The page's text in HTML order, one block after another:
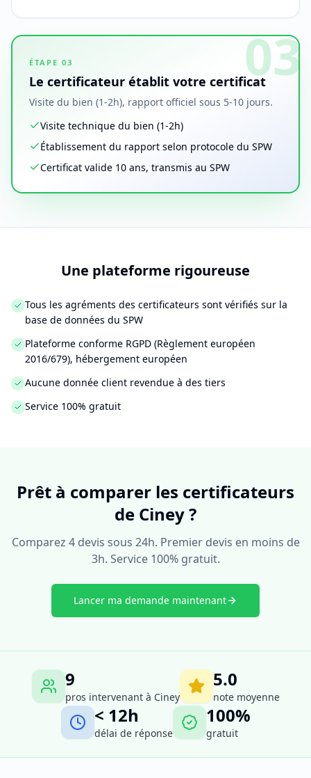
03
ÉTAPE 03
Le certificateur établit votre certificat
Visite du bien (1-2h), rapport officiel sous 5-10 jours.
Visite technique du bien (1-2h)
Établissement du rapport selon protocole du SPW
Certificat valide 10 ans, transmis au SPW
Une plateforme rigoureuse
Tous les agréments des certificateurs sont vérifiés sur la
base de données du SPW
Plateforme conforme RGPD (Règlement européen
2016/679), hébergement européen
Aucune donnée client revendue à des tiers
Service 100% gratuit
Prêt à comparer les certificateurs
de Ciney ?
Comparez 4 devis sous 24h. Premier devis en moins de
3h. Service 100% gratuit.
Lancer ma demande maintenant
9
pros intervenant à Ciney
5.0
note moyenne
< 12h
délai de réponse
100%
gratuit